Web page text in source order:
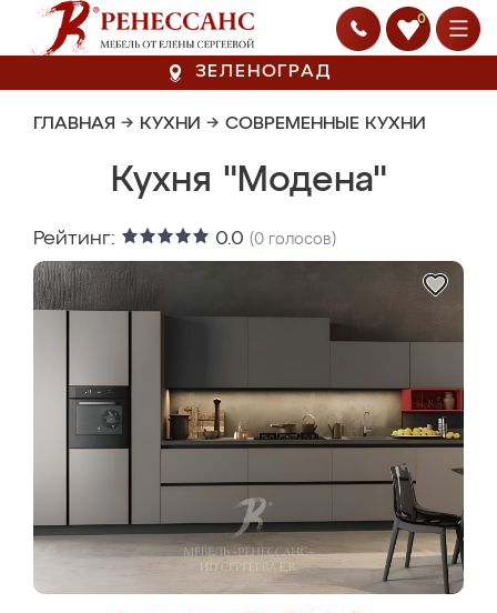
0
ЗЕЛЕНОГРАД
ГЛАВНАЯ → КУХНИ → СОВРЕМЕННЫЕ КУХНИ
Кухня "Модена"
Рейтинг: 0.0 (0 голосов)